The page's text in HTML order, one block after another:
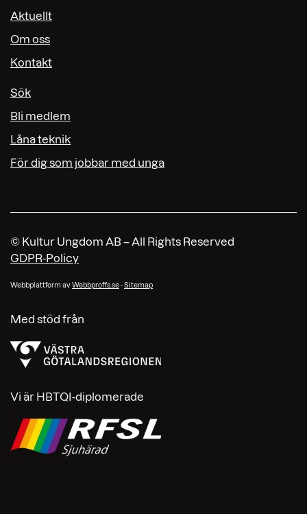
Aktuellt
Om oss
Kontakt
Sök
Bli medlem
Låna teknik
För dig som jobbar med unga
© Kultur Ungdom AB – All Rights Reserved
GDPR-Policy
Webbplattform avWebbproffs.se-Sitemap
Med stöd från
Vi är HBTQI-diplomerade